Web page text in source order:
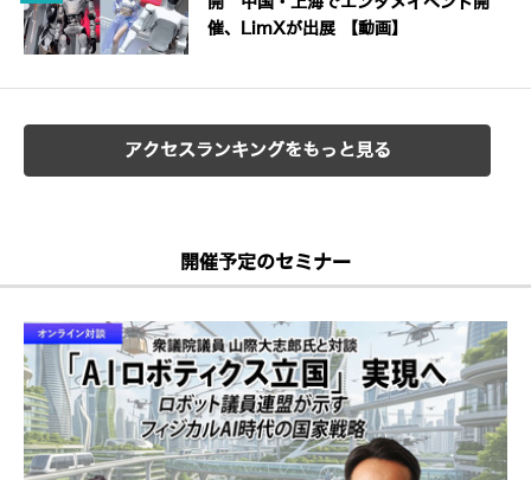
催、LimXが出展 【動画】
アクセスランキングをもっと見る
開催予定のセミナー